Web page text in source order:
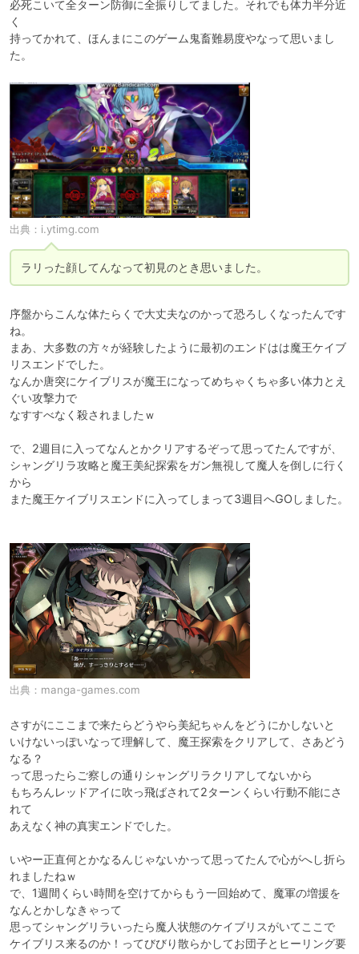
必死こいて全ターン防御に全振りしてました。それでも体力半分近
く
持ってかれて、ほんまにこのゲーム鬼畜難易度やなって思いまし
た。
出典： i.ytimg.com
ラリった顔してんなって初見のとき思いました。
序盤からこんな体たらくで大丈夫なのかって恐ろしくなったんです
ね。
まあ、大多数の方々が経験したように最初のエンドはは魔王ケイブ
リスエンドでした。
なんか唐突にケイブリスが魔王になってめちゃくちゃ多い体力とえ
ぐい攻撃力で
なすすべなく殺されましたｗ
で、2週目に入ってなんとかクリアするぞって思ってたんですが、
シャングリラ攻略と魔王美紀探索をガン無視して魔人を倒しに行く
から
また魔王ケイブリスエンドに入ってしまって3週目へGOしました。
出典： manga-games.com
さすがにここまで来たらどうやら美紀ちゃんをどうにかしないと
いけないっぽいなって理解して、魔王探索をクリアして、さあどう
なる？
って思ったらご察しの通りシャングリラクリアしてないから
もちろんレッドアイに吹っ飛ばされて2ターンくらい行動不能にさ
れて
あえなく神の真実エンドでした。
いやー正直何とかなるんじゃないかって思ってたんで心がへし折ら
れましたねｗ
で、1週間くらい時間を空けてからもう一回始めて、魔軍の増援を
なんとかしなきゃって
思ってシャングリラいったら魔人状態のケイブリスがいてここで
ケイブリス来るのか！ってびびり散らかしてお団子とヒーリング要